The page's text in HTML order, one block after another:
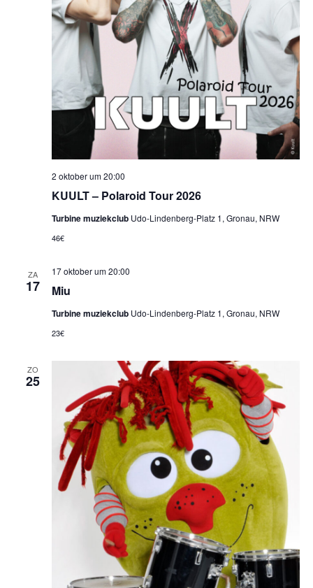
KUULT – Polaroid Tour 2026
2 oktober um 20:00
Turbine muziekclub Udo-Lindenberg-Platz 1, Gronau, NRW
46€
ZA
17 Miu
17 oktober um 20:00
Turbine muziekclub Udo-Lindenberg-Platz 1, Gronau, NRW
23€
ZO
25